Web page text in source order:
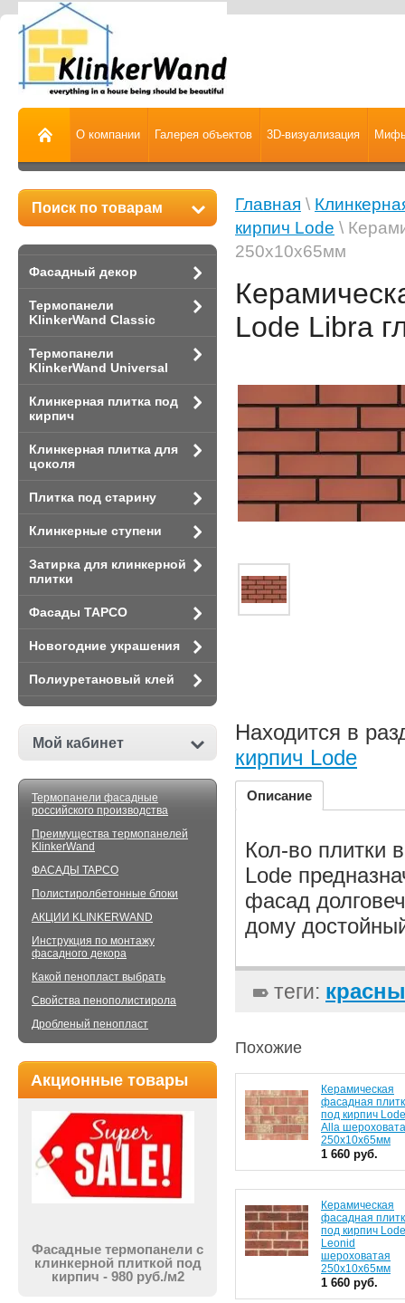
О компании Галерея объектов 3D-визуализация
Поиск по товарам
Фасадный декор
Термопанели
KlinkerWand Classic
Термопанели
KlinkerWand Universal
Клинкерная плитка под
кирпич
Клинкерная плитка для
цоколя
Плитка под старину
Клинкерные ступени
Затирка для клинкерной
плитки
Фасады TAPCO
Новогодние украшения
Полиуретановый клей
Мой кабинет
Термопанели фасадные
российского производства
Преимущества термопанелей
KlinkerWand
ФАСАДЫ TAPCO
Полистиролбетонные блоки
АКЦИИ KLINKERWAND
Инструкция по монтажу
фасадного декора
Какой пенопласт выбрать
Свойства пенополистирола
Дробленый пенопласт
Акционные товары
Фасадные термопанели с
клинкерной плиткой под
кирпич - 980 руб./м2
Главная \
кирпич Lode \
250x10x65мм
Lode Libra
Находится в
кирпич Lode
Описание
Кол-во плитки
Lode
фасад
дому
теги:
Похожие
Керамическая
фасадная
под кирпич Lode
Alla
250x10x65мм
1 660 руб.
Керамическая
фасадная
под кирпич Lode
Leonid
шероховатая
250x10x65мм
1 660 руб.